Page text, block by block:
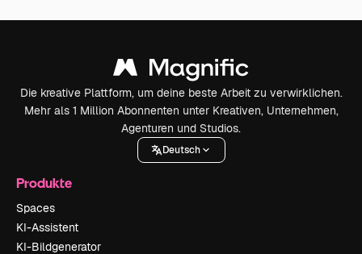
Die kreative Plattform, um deine beste Arbeit zu verwirklichen.
Mehr als 1 Million Abonnenten unter Kreativen, Unternehmen,
Agenturen und Studios.
Deutsch
Produkte
Spaces
KI-Assistent
KI-Bildgenerator